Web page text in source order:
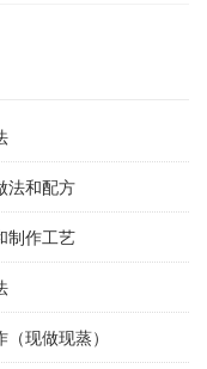
法和配方
制作工艺
现做现蒸）